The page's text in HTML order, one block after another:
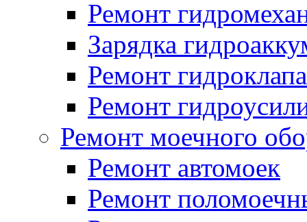
Ремонт
Зарядка
Ремонт
Ремонт
Ремонт моечного
Ремонт автомоек
Ремонт